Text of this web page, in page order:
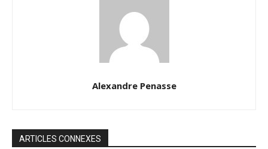
Alexandre Penasse
ARTICLES CONNEXES